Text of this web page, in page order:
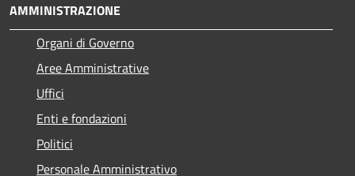
AMMINISTRAZIONE
Organi di Governo
Aree Amministrative
Uffici
Enti e fondazioni
Politici
Personale Amministrativo